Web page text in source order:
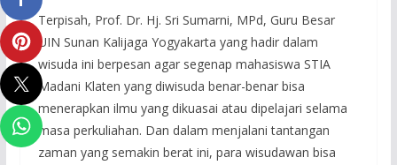
Terpisah, Prof. Dr. Hj. Sri Sumarni, MPd, Guru Besar
UIN Sunan Kalijaga Yogyakarta yang hadir dalam
wisuda ini berpesan agar segenap mahasiswa STIA
Madani Klaten yang diwisuda benar-benar bisa
menerapkan ilmu yang dikuasai atau dipelajari selama
masa perkuliahan. Dan dalam menjalani tantangan
zaman yang semakin berat ini, para wisudawan bisa